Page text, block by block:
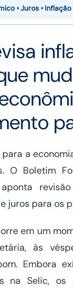
• Juros • Inflação
a
O Boletim
juros para os
em um
às
Embora
na Selic, os